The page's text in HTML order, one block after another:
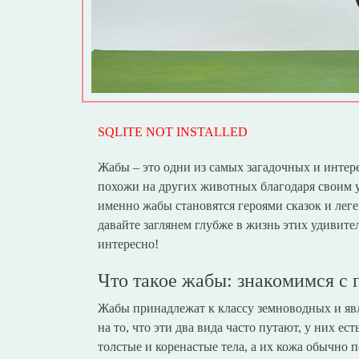
SQLITE NOT INSTALLED
Жабы – это одни из самых загадочных и
похожи на других животных благодаря
именно жабы становятся героями сказок и
давайте заглянем глубже в жизнь этих
интересно!
Что такое жабы: знакомимся с
Жабы принадлежат к классу земноводных и
на то, что эти два вида часто путают, у них
толстые и коренастые тела, а их кожа обычно